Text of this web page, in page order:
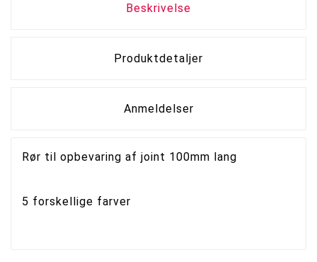
Beskrivelse
Produktdetaljer
Anmeldelser
Rør til opbevaring af joint 100mm lang
5 forskellige farver